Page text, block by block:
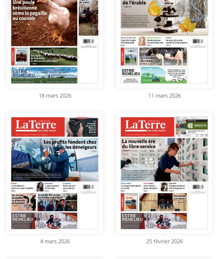
18 mars 2026 11 mars 2026
4 mars 2026 25 février 2026